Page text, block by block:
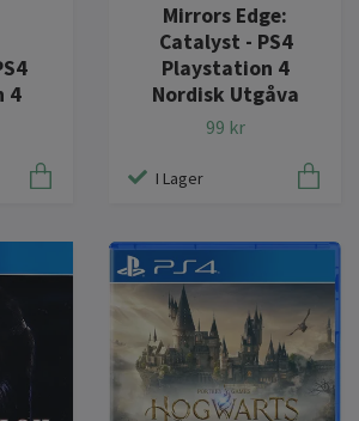
4
Mirrors Edge:
Catalyst - PS4
Playstation 4
Nordisk Utgåva
99 kr
I Lager